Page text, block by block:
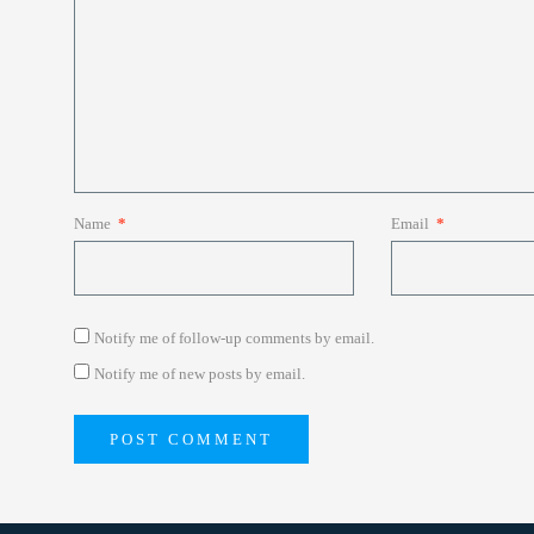
Name * Email *
Notify me of follow-up comments by email.
Notify me of new posts by email.